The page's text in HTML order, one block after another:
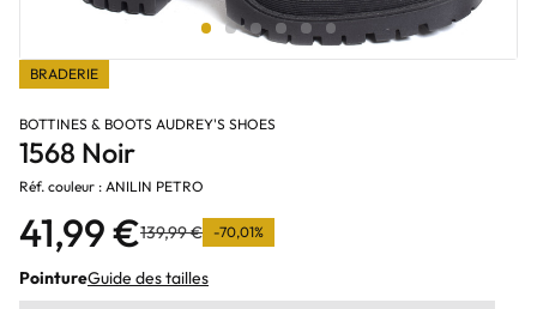
BRADERIE
BOTTINES & BOOTS AUDREY'S SHOES
1568 Noir
Réf. couleur : ANILIN PETRO
41,99 €139,99 € -70,01%
PointureGuide des tailles